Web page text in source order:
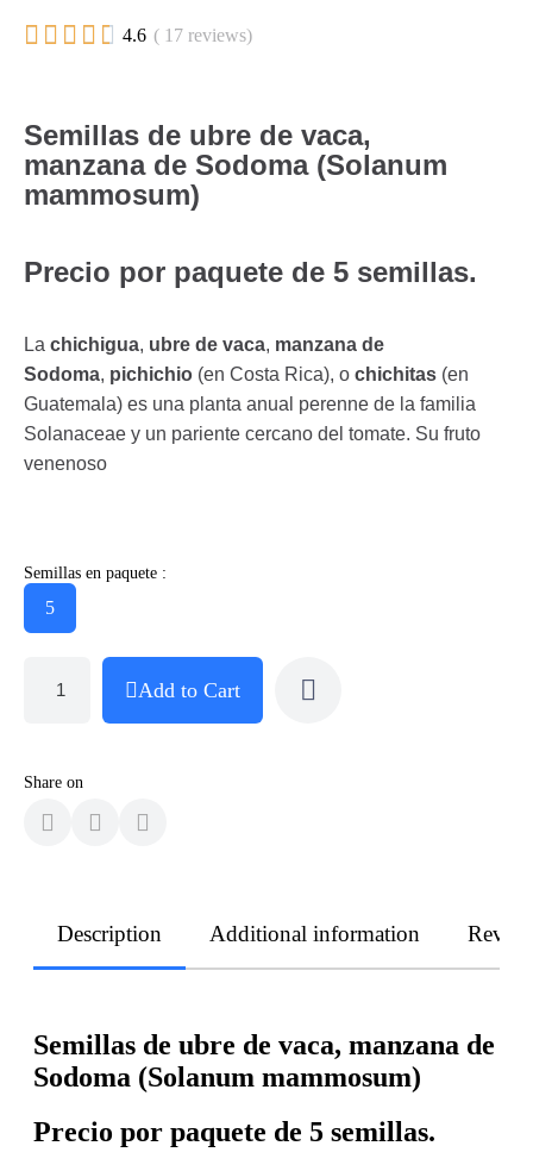
     4.6 ( 17 reviews)
Semillas de ubre de vaca,
manzana de Sodoma (Solanum
mammosum)
Precio por paquete de 5 semillas.
La chichigua, ubre de vaca, manzana de
Sodoma, pichichio (en Costa Rica), o chichitas (en
Guatemala) es una planta anual perenne de la familia
Solanaceae y un pariente cercano del tomate. Su fruto
venenoso
Semillas en paquete :
5
Add to Cart
Share on
Description Additional information
Semillas de ubre de vaca, manzana de
Sodoma (Solanum mammosum)
Precio por paquete de 5 semillas.